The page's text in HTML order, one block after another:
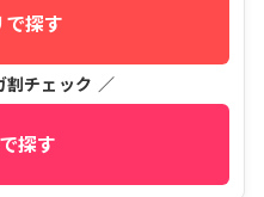
で探す
チェック ／
探す